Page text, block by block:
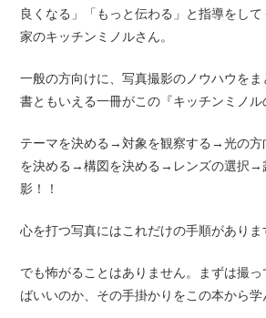
良くなる」「もっと伝わる」と指導をし
家のキッチンミノルさん。
一般の方向けに、写真撮影のノウハウを
書ともいえる一冊がこの『キッチンミノル
テーマを決める→対象を観察する→光の
を決める→構図を決める→レンズの選択→
影！！
心を打つ写真にはこれだけの手順がありま
でも怖がることはありません。まずは撮
ばいいのか、その手掛かりをこの本から学